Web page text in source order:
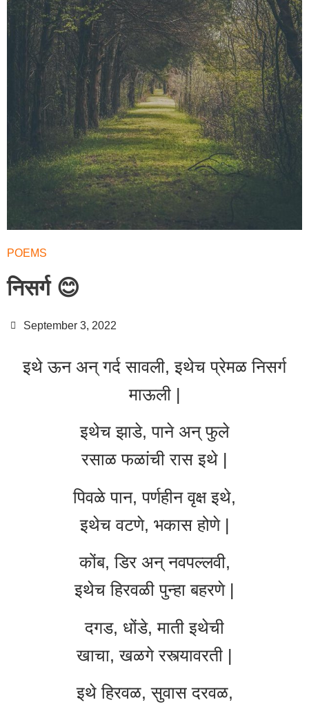
POEMS
निसर्ग 😊
September 3, 2022
इथे ऊन अन् गर्द सावली, इथेच प्रेमळ निसर्ग
माऊली |
इथेच झाडे, पाने अन् फुले
रसाळ फळांची रास इथे |
पिवळे पान, पर्णहीन वृक्ष इथे,
इथेच वटणे, भकास होणे |
कोंब, डिर अन् नवपल्लवी,
इथेच हिरवळी पुन्हा बहरणे |
दगड, धोंडे, माती इथेची
खाचा, खळगे रस्त्यावरती |
इथे हिरवळ, सुवास दरवळ,